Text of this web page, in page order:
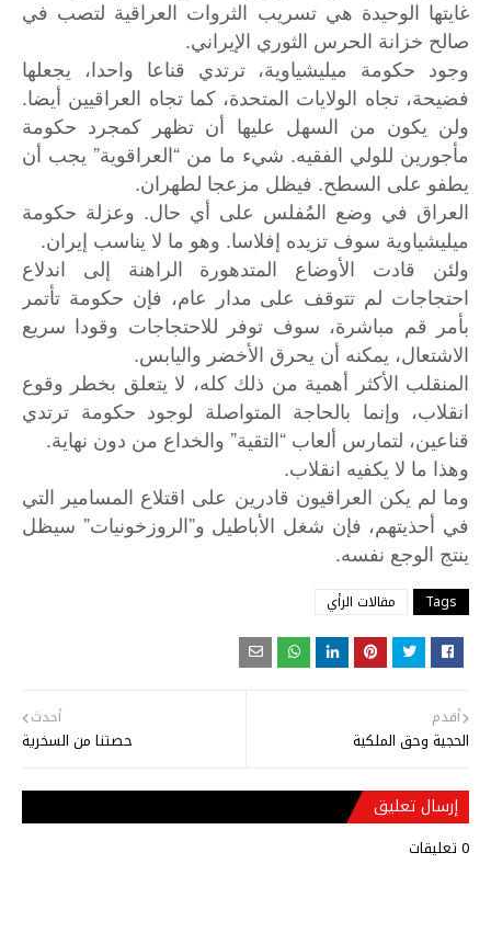
غايتها الوحيدة هي تسريب الثروات العراقية لتصب في
صالح خزانة الحرس الثوري الإيراني.
وجود حكومة ميليشياوية، ترتدي قناعا واحدا، يجعلها
فضيحة، تجاه الولايات المتحدة، كما تجاه العراقيين أيضا.
ولن يكون من السهل عليها أن تظهر كمجرد حكومة
مأجورين للولي الفقيه. شيء ما من “العراقوية” يجب أن
يطفو على السطح. فيظل مزعجا لطهران.
العراق في وضع المُفلس على أي حال. وعزلة حكومة
ميليشياوية سوف تزيده إفلاسا. وهو ما لا يناسب إيران.
ولئن قادت الأوضاع المتدهورة الراهنة إلى اندلاع
احتجاجات لم تتوقف على مدار عام، فإن حكومة تأتمر
بأمر قم مباشرة، سوف توفر للاحتجاجات وقودا سريع
الاشتعال، يمكنه أن يحرق الأخضر واليابس.
المنقلب الأكثر أهمية من ذلك كله، لا يتعلق بخطر وقوع
انقلاب، وإنما بالحاجة المتواصلة لوجود حكومة ترتدي
قناعين، لتمارس ألعاب “التقية” والخداع من دون نهاية.
وهذا ما لا يكفيه انقلاب.
وما لم يكن العراقيون قادرين على اقتلاع المسامير
التي
في أحذيتهم، فإن شغل الأباطيل و”الروزخونيات” سيظل
ينتج الوجع نفسه.
Tags مقالات الرأي
أحدث
حصتنا من السخرية
أقدم
الحجية وحق الملكية
إرسال تعليق
0 تعليقات